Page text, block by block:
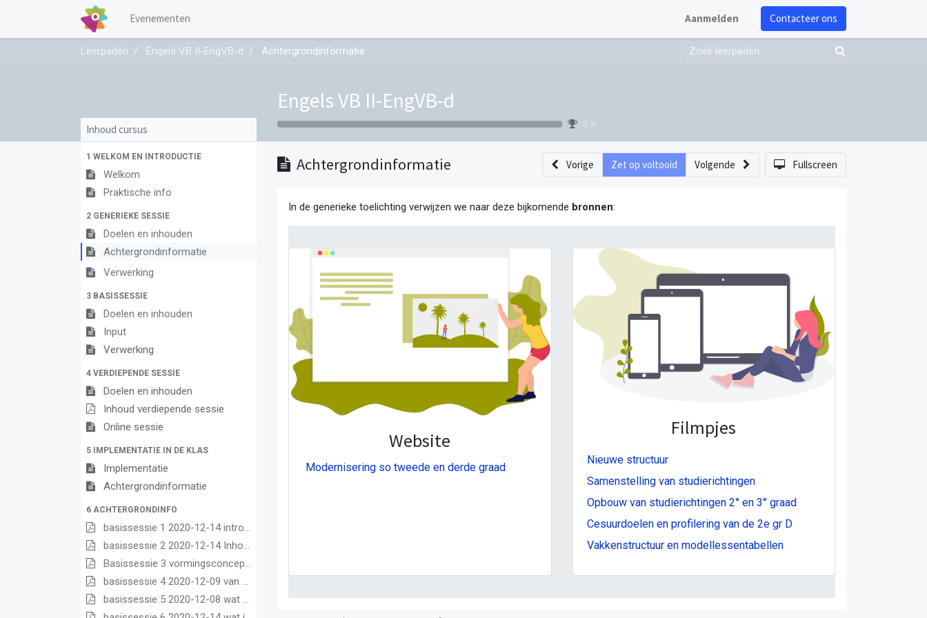
Evenementen Aanmelden Contacteer ons
Leerpaden Engels VB II-EngVB-d Achtergrondinformatie
Engels VB II-EngVB-d
0 %
Inhoud cursus
1 WELKOM EN INTRODUCTIE
Welkom
Praktische info
2 GENERIEKE SESSIE
Doelen en inhouden
Achtergrondinformatie
Verwerking
3 BASISSESSIE
Doelen en inhouden
Input
Verwerking
4 VERDIEPENDE SESSIE
Doelen en inhouden
Inhoud verdiepende sessie
Online sessie
5 IMPLEMENTATIE IN DE KLAS
Implementatie
Achtergrondinformatie
6 ACHTERGRONDINFO
basissessie 1 2020-12-14 intro (2) (2) (1) (1)
basissessie 2 2020-12-14 Inhoud en opbouw (2) (1) (1)
Basissessie 3 vormingsconcept (1)
basissessie 4 2020-12-09 van matrix nr leerplannen pdf (1) (1)
basissessie 5 2020-12-08 wat we borgen pdf (1) (1)
Achtergrondinformatie Vorige Zet op voltooid Volgende Fullscreen
In de generieke toelichting verwijzen we naar deze bijkomende bronnen:
Website
Modernisering so tweede en derde graad
Filmpjes
Nieuwe structuur
Samenstelling van studierichtingen
Opbouw van studierichtingen 2° en 3° graad
Cesuurdoelen en profilering van de 2e gr D
Vakkenstructuur en modellessentabellen